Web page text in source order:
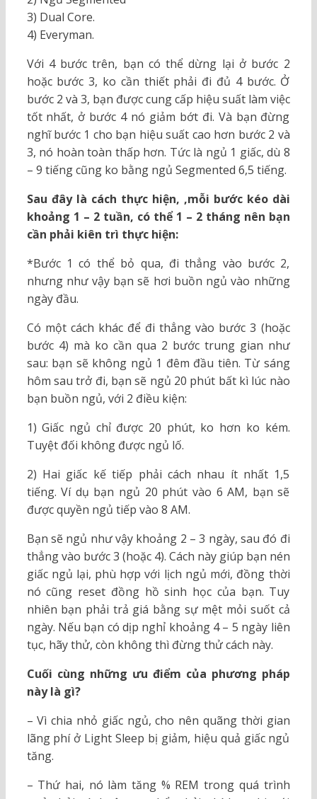
3) Dual Core.
4) Everyman.
Với 4 bước trên, bạn có thể dừng lại ở bước 2
hoặc bước 3, ko cần thiết phải đi đủ 4 bước. Ở
bước 2 và 3, bạn được cung cấp hiệu suất làm việc
tốt nhất, ở bước 4 nó giảm bớt đi. Và bạn đừng
nghĩ bước 1 cho bạn hiệu suất cao hơn bước 2 và
3, nó hoàn toàn thấp hơn. Tức là ngủ 1 giấc, dù 8
– 9 tiếng cũng ko bằng ngủ Segmented 6,5 tiếng.
Sau đây là cách thực hiện, ,mỗi bước kéo dài
khoảng 1 – 2 tuần, có thể 1 – 2 tháng nên bạn
cần phải kiên trì thực hiện:
*Bước 1 có thể bỏ qua, đi thẳng vào bước 2,
nhưng như vậy bạn sẽ hơi buồn ngủ vào những
ngày đầu.
Có một cách khác để đi thẳng vào bước 3 (hoặc
bước 4) mà ko cần qua 2 bước trung gian như
sau: bạn sẽ không ngủ 1 đêm đầu tiên. Từ sáng
hôm sau trở đi, bạn sẽ ngủ 20 phút bất kì lúc nào
bạn buồn ngủ, với 2 điều kiện:
1) Giấc ngủ chỉ được 20 phút, ko hơn ko kém.
Tuyệt đối không được ngủ lố.
2) Hai giấc kế tiếp phải cách nhau ít nhất 1,5
tiếng. Ví dụ bạn ngủ 20 phút vào 6 AM, bạn sẽ
được quyền ngủ tiếp vào 8 AM.
Bạn sẽ ngủ như vậy khoảng 2 – 3 ngày, sau đó đi
thẳng vào bước 3 (hoặc 4). Cách này giúp bạn nén
giấc ngủ lại, phù hợp với lịch ngủ mới, đồng thời
nó cũng reset đồng hồ sinh học của bạn. Tuy
nhiên bạn phải trả giá bằng sự mệt mỏi suốt cả
ngày. Nếu bạn có dịp nghỉ khoảng 4 – 5 ngày liên
tục, hãy thử, còn không thì đừng thử cách này.
Cuối cùng những ưu điểm của phương pháp
này là gì?
– Vì chia nhỏ giấc ngủ, cho nên quãng thời gian
lãng phí ở Light Sleep bị giảm, hiệu quả giấc ngủ
tăng.
– Thứ hai, nó làm tăng % REM trong quá trình